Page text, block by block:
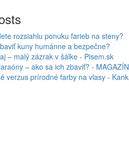
rozsiahlu ponuku farieb na steny?
kuny humánne a bezpečne?
– malý zázrak v šálke - Pisem.sk
– ako sa ich zbaviť? -
verzus prírodné farby na vlasy -